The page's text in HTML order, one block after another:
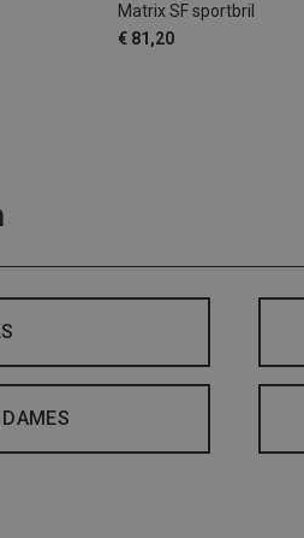
Matrix SF sportbril
€ 81,20
DAMES